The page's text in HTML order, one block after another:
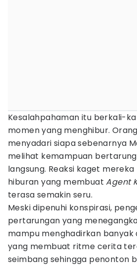
Kesalahpahaman itu berkali-
momen yang menghibur.
menyadari siapa sebenarnya
melihat kemampuan
langsung. Reaksi kaget
hiburan yang membuatAgent
terasa semakin seru.
Meski dipenuhi konspirasi,
pertarungan yang
mampu menghadirkan banyak
yang membuat ritme cerita
seimbang sehingga penonton